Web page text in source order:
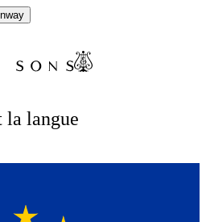
la langue